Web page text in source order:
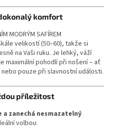
komfort
MODRÝM SAFÍREM
velikostí (50–60), takže si
na Vaši ruku. Je lehký, váží
maximální pohodlí při nošení – ať
pouze při slavnostní události.
příležitost
zanechá nesmazatelný
volbou: